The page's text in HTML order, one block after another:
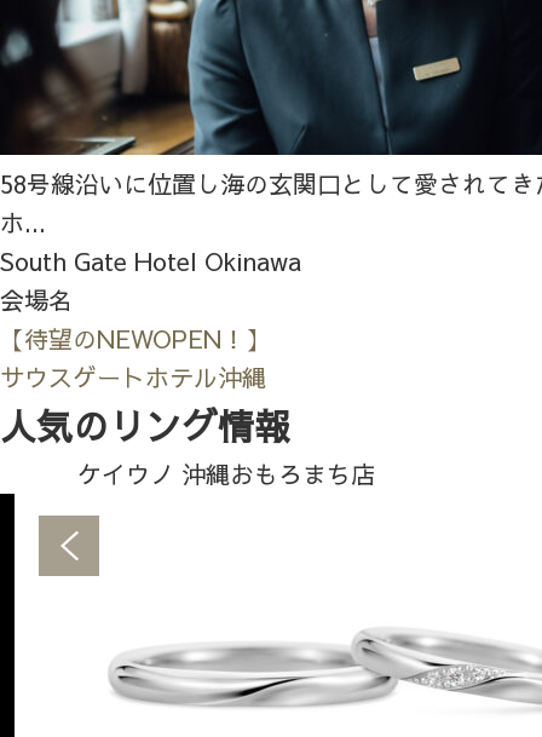
58号線沿いに位置し海の玄関口として愛されて
ホ...
South Gate Hotel Okinawa
会場名
【待望のNEWOPEN！】
サウスゲートホテル沖縄
人気のリング情報
ケイウノ 沖縄おもろまち店